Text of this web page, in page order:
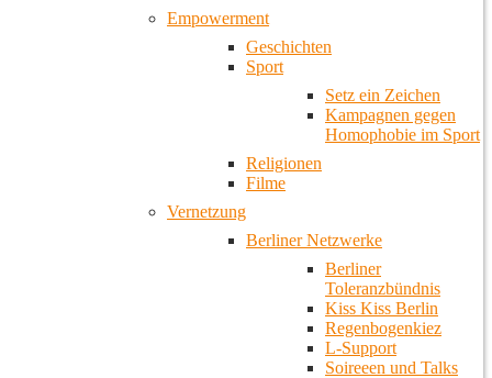
Empowerment
Geschichten
Sport
Setz ein Zeichen
Kampagnen gegen
Homophobie im Sport
Religionen
Filme
Vernetzung
Berliner Netzwerke
Berliner
Toleranzbündnis
Kiss Kiss Berlin
Regenbogenkiez
L-Support
Soireeen und Talks